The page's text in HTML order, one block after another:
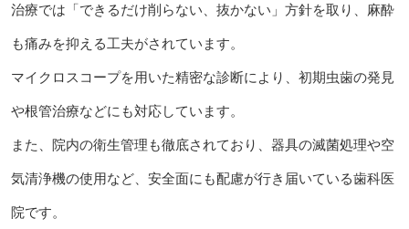
治療では「できるだけ削らない、抜かない」方針を取り、麻酔
も痛みを抑える工夫がされています。
マイクロスコープを用いた精密な診断により、初期虫歯の発見
や根管治療などにも対応しています。
また、院内の衛生管理も徹底されており、器具の滅菌処理や空
気清浄機の使用など、安全面にも配慮が行き届いている歯科医
院です。